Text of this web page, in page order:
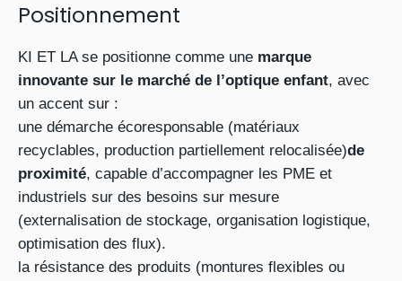
Positionnement
KI ET LA se positionne comme une marque
innovante sur le marché de l’optique enfant, avec
un accent sur :
une démarche écoresponsable (matériaux
recyclables, production partiellement relocalisée)de
proximité, capable d’accompagner les PME et
industriels sur des besoins sur mesure
(externalisation de stockage, organisation logistique,
optimisation des flux).
la résistance des produits (montures flexibles ou